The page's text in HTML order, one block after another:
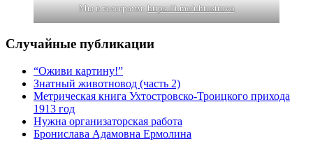
Мы в телеграмм:https://t.me/uhtostrovo
Случайные публикации
“Оживи картину!”
Знатный животновод (часть 2)
Метрическая книга Ухтостровско-Троицкого прихода
1913 год
Нужна организаторская работа
Бронислава Адамовна Ермолина